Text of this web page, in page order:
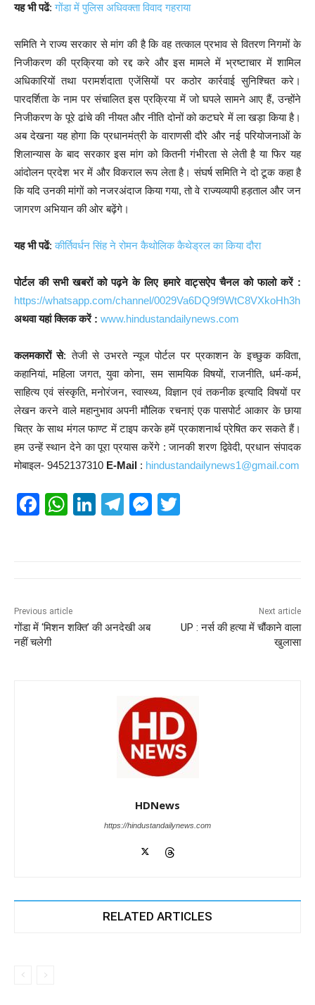
यह भी पढें:गोंडा में पुलिस अधिवक्ता विवाद गहराया
समिति ने राज्य सरकार से मांग की है कि वह तत्काल प्रभाव से वितरण निगमों के
निजीकरण की प्रक्रिया को रद्द करे और इस मामले में भ्रष्टाचार में शामिल
अधिकारियों तथा परामर्शदाता एजेंसियों पर कठोर कार्रवाई सुनिश्चित करे।
पारदर्शिता के नाम पर संचालित इस प्रक्रिया में जो घपले सामने आए हैं, उन्होंने
निजीकरण के पूरे ढांचे की नीयत और नीति दोनों को कटघरे में ला खड़ा किया है।
अब देखना यह होगा कि प्रधानमंत्री के वाराणसी दौरे और नई परियोजनाओं के
शिलान्यास के बाद सरकार इस मांग को कितनी गंभीरता से लेती है या फिर यह
आंदोलन प्रदेश भर में और विकराल रूप लेता है। संघर्ष समिति ने दो टूक कहा है
कि यदि उनकी मांगों को नजरअंदाज किया गया, तो वे राज्यव्यापी हड़ताल और जन
जागरण अभियान की ओर बढ़ेंगे।
यह भी पढें:कीर्तिवर्धन सिंह ने रोमन कैथोलिक कैथेड्रल का किया दौरा
पोर्टल की सभी खबरों को पढ़ने के लिए हमारे वाट्सऐप चैनल को फालो करें :
https://whatsapp.com/channel/0029Va6DQ9f9WtC8VXkoHh3h
अथवा यहां क्लिक करें : www.hindustandailynews.com
कलमकारों से: तेजी से उभरते न्यूज पोर्टल पर प्रकाशन के इच्छुक कविता,
कहानियां, महिला जगत, युवा कोना, सम सामयिक विषयों, राजनीति, धर्म-कर्म,
साहित्य एवं संस्कृति, मनोरंजन, स्वास्थ्य, विज्ञान एवं तकनीक इत्यादि विषयों पर
लेखन करने वाले महानुभाव अपनी मौलिक रचनाएं एक पासपोर्ट आकार के छाया
चित्र के साथ मंगल फाण्ट में टाइप करके हमें प्रकाशनार्थ प्रेषित कर सकते हैं।
हम उन्हें स्थान देने का पूरा प्रयास करेंगे : जानकी शरण द्विवेदी, प्रधान संपादक
मोबाइल- 9452137310 E-Mail : hindustandailynews1@gmail.com
F
o
o
W
p
p
Li
n
T
m
M
Previous article
गोंडा में ‘मिशन शक्ति’ की अनदेखी अब
नहीं चलेगी
Next article
UP : नर्स की हत्या में चौंकाने वाला
खुलासा
HDNews
https://hindustandailynews.com
RELATED ARTICLES